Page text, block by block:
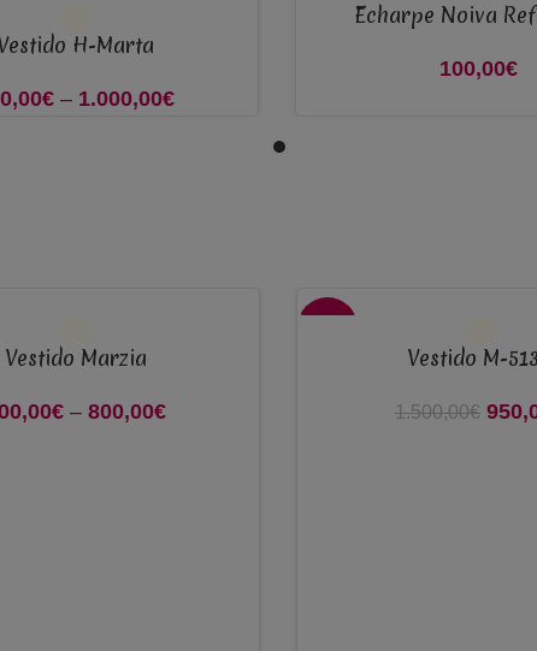
H-Marta
€ – 1.000,00€
ADICIONAREcharpe Noiva
100,00€
Vestido Marzia
€ – 800,00€
Vestido M-
1.500,00€
O